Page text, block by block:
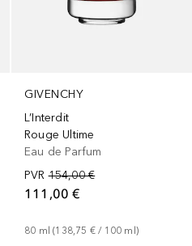
GIVENCHY
L’Interdit
Rouge Ultime
Eau de Parfum
PVR 154,00 €
111,00 €
80 ml (138,75 € / 100 ml )